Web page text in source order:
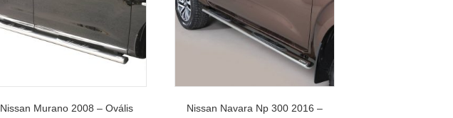
Nissan Murano 2008 – Ovális
Nissan Navara Np 300 2016 –